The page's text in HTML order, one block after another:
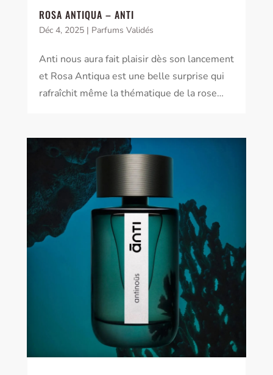
ROSA ANTIQUA – ANTI
Déc 4, 2025| Parfums Validés
Anti nous aura fait plaisir dès son lancement
et Rosa Antiqua est une belle surprise qui
rafraîchit même la thématique de la rose…